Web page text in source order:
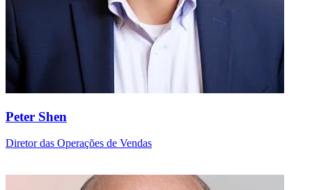
Peter Shen
Diretor das Operações de Vendas